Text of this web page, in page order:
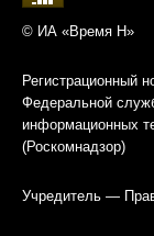
© ИА «Время Н»
Регистрационный
Федеральной
информационных
(Роскомнадзор)
Учредитель —